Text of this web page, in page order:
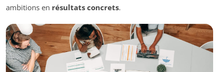
ambitions en résultats concrets.